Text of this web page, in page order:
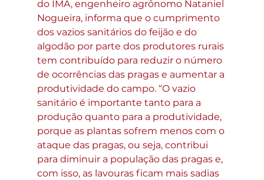
do IMA, engenheiro agrônomo Nataniel
Nogueira, informa que o cumprimento
dos vazios sanitários do feijão e do
algodão por parte dos produtores rurais
tem contribuído para reduzir o número
de ocorrências das pragas e aumentar a
produtividade do campo. “O vazio
sanitário é importante tanto para a
produção quanto para a produtividade,
porque as plantas sofrem menos com o
ataque das pragas, ou seja, contribui
para diminuir a população das pragas e,
com isso, as lavouras ficam mais sadias